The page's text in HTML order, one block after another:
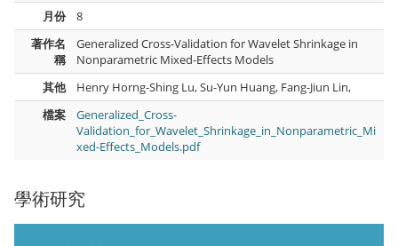
學術研究
月份
8
著作名
稱
Generalized Cross-Validation for Wavelet Shrinkage in
Nonparametric Mixed-Effects Models
其他
Henry Horng-Shing Lu, Su-Yun Huang, Fang-Jiun Lin,
檔案
Generalized_Cross-
Validation_for_Wavelet_Shrinkage_in_Nonparametric_Mi
xed-Effects_Models.pdf